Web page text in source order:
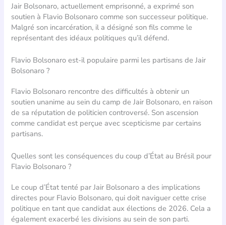
Jair Bolsonaro, actuellement emprisonné, a exprimé son
soutien à Flavio Bolsonaro comme son successeur politique.
Malgré son incarcération, il a désigné son fils comme le
représentant des idéaux politiques qu’il défend.
Flavio Bolsonaro est-il populaire parmi les partisans de Jair
Bolsonaro ?
Flavio Bolsonaro rencontre des difficultés à obtenir un
soutien unanime au sein du camp de Jair Bolsonaro, en raison
de sa réputation de politicien controversé. Son ascension
comme candidat est perçue avec scepticisme par certains
partisans.
Quelles sont les conséquences du coup d’État au Brésil pour
Flavio Bolsonaro ?
Le coup d’État tenté par Jair Bolsonaro a des implications
directes pour Flavio Bolsonaro, qui doit naviguer cette crise
politique en tant que candidat aux élections de 2026. Cela a
également exacerbé les divisions au sein de son parti.